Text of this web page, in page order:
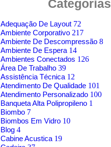
Categorias
Adequação De Layout 72
Ambiente Corporativo 217
Ambiente De Descompressão 8
Ambiente De Espera 14
Ambientes Conectados 126
Área De Trabalho 39
Assistência Técnica 12
Atendimento De Qualidade 101
Atendimento Personalizado 100
Banqueta Alta Polipropileno 1
Biombo 7
Biombos Em Vidro 10
Blog 4
Cabine Acustica 19